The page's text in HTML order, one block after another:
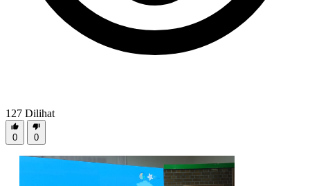
127 Dilihat
0 0